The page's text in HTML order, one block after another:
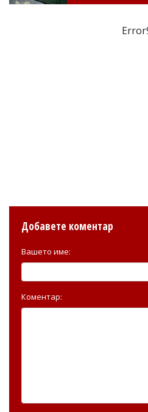
Добавете коментар
Вашето име:
Коментар: